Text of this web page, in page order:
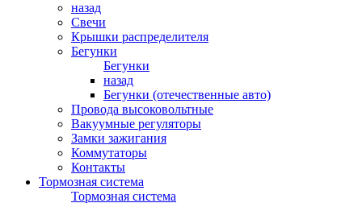
назад
Свечи
Крышки распределителя
Бегунки
Бегунки
назад
Бегунки (отечественные авто)
Провода высоковольтные
Вакуумные регуляторы
Замки зажигания
Коммутаторы
Контакты
Тормозная система
Тормозная система